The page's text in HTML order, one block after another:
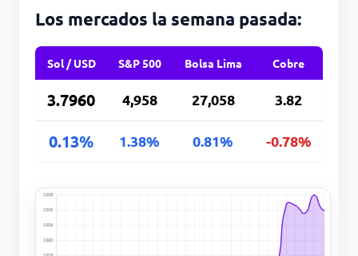
Los mercados la semana pasada:
Sol / USD S&P 500 Bolsa Lima Cobre
3.7960 4,958 27,058 3.82
0.13% 1.38% 0.81% -0.78%